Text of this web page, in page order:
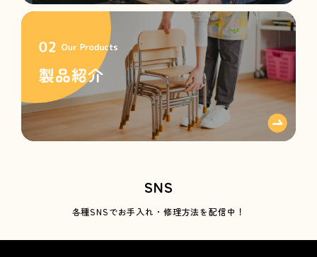
SNS
各種SNSでお手入れ・修理方法を配信中！